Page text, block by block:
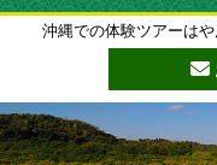
沖縄での体験ツアーは